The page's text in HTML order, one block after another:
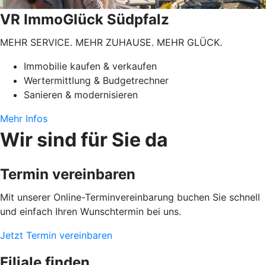
VR ImmoGlück Südpfalz
MEHR SERVICE. MEHR ZUHAUSE. MEHR GLÜCK.
Immobilie kaufen & verkaufen
Wertermittlung & Budgetrechner
Sanieren & modernisieren
Mehr Infos
Wir sind für Sie da
Termin vereinbaren
Mit unserer Online-Terminvereinbarung buchen Sie schnell
und einfach Ihren Wunschtermin bei uns.
Jetzt Termin vereinbaren